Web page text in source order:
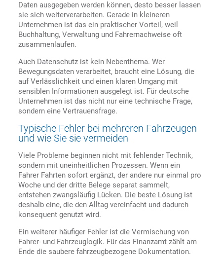
Daten ausgegeben werden können, desto besser lassen
sie sich weiterverarbeiten. Gerade in kleineren
Unternehmen ist das ein praktischer Vorteil, weil
Buchhaltung, Verwaltung und Fahrernachweise oft
zusammenlaufen.
Auch Datenschutz ist kein Nebenthema. Wer
Bewegungsdaten verarbeitet, braucht eine Lösung, die
auf Verlässlichkeit und einen klaren Umgang mit
sensiblen Informationen ausgelegt ist. Für deutsche
Unternehmen ist das nicht nur eine technische Frage,
sondern eine Vertrauensfrage.
Typische Fehler bei mehreren Fahrzeugen
und wie Sie sie vermeiden
Viele Probleme beginnen nicht mit fehlender Technik,
sondern mit uneinheitlichen Prozessen. Wenn ein
Fahrer Fahrten sofort ergänzt, der andere nur einmal pro
Woche und der dritte Belege separat sammelt,
entstehen zwangsläufig Lücken. Die beste Lösung ist
deshalb eine, die den Alltag vereinfacht und dadurch
konsequent genutzt wird.
Ein weiterer häufiger Fehler ist die Vermischung von
Fahrer- und Fahrzeuglogik. Für das Finanzamt zählt am
Ende die saubere fahrzeugbezogene Dokumentation.